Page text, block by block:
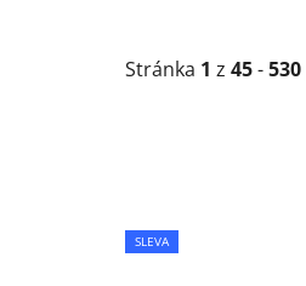
Stránka 1 z 45-530
V
ý
SLEVA